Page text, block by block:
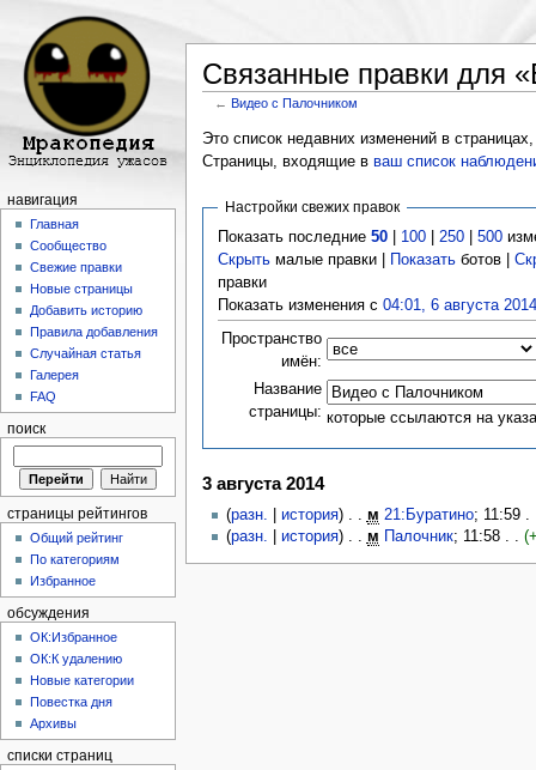
Связанные правки для
←Видео с Палочником
Это список недавних изменений в
Страницы, входящие в ваш список
Настройки свежих правок
Показать последние50 100 250 |500
Скрыть малые правки | Показать ботов |
правки
Показать изменения с04:01, 6 августа
Пространство
имён:
Название
страницы: которые ссылаются на
3 августа 2014
(разн. история) . . м 21:Буратино‎; 11:59
(разн. история) . . м Палочник‎; 11:58 . .
навигация
Главная
Сообщество
Свежие правки
Новые страницы
Добавить историю
Правила добавления
Случайная статья
Галерея
FAQ
поиск
страницы рейтингов
Общий рейтинг
По категориям
Избранное
обсуждения
ОК:Избранное
ОК:К удалению
Новые категории
Повестка дня
Архивы
списки страниц